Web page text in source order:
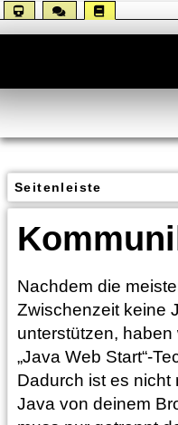
Seitenleiste
Nachdem die
Zwischenzeit keine
unterstützen, haben
„Java Web Start“-
Dadurch ist es nicht
Java von deinem